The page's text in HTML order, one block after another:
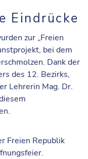
Eindrücke
zur „Freien
bei dem
Dank der
des 12. Bezirks,
Lehrerin Mag. Dr.
Freien Republik